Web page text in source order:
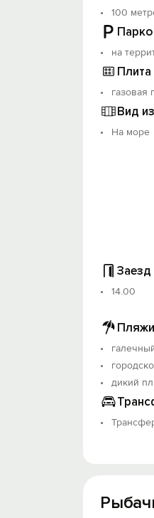
100
на
Плита
газовая
Вид
На море
Заезд
14.00
дикий